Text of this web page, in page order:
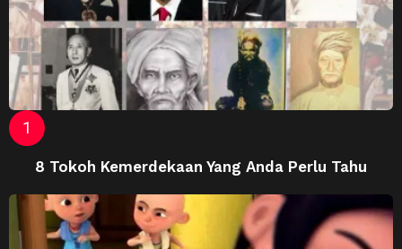
8 Tokoh Kemerdekaan Yang Anda Perlu Tahu